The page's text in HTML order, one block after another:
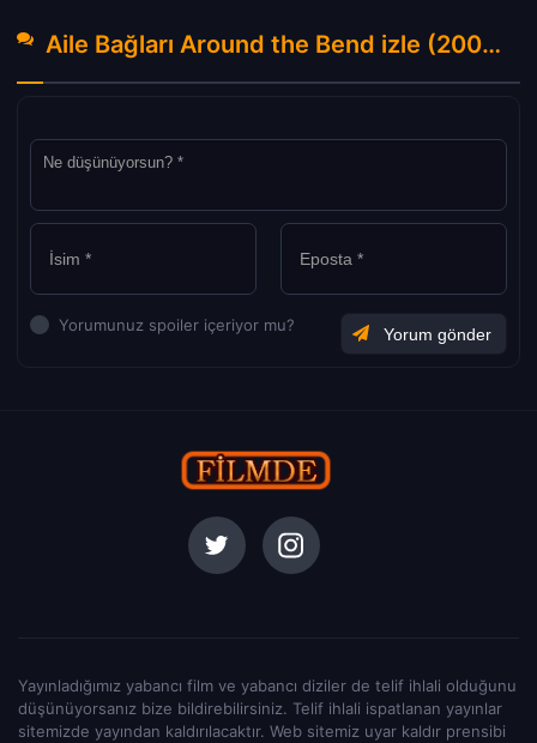
Aile Bağları Around the Bend izle (2004) Hakkında Yorumlar
Yorumunuz spoiler içeriyor mu?
Yayınladığımız yabancı film ve yabancı diziler de telif ihlali olduğunu
düşünüyorsanız bize bildirebilirsiniz. Telif ihlali ispatlanan yayınlar
sitemizde yayından kaldırılacaktır. Web sitemiz uyar kaldır prensibi